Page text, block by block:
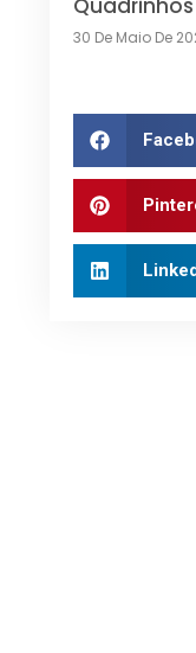
30 De Maio De